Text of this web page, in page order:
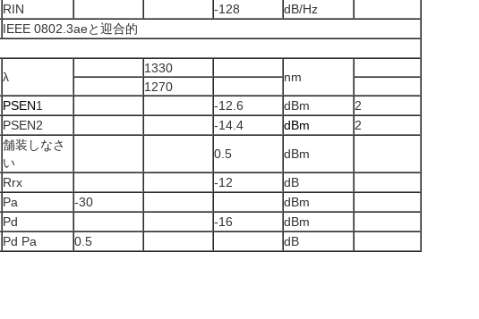
RIN -128
dB/Hz
IEEE 0802.3aeと迎合的
λ
1330
nm
1270
PSEN1 -12.6 dBm
2
PSEN2 -14.4 dBm
2
舗装しなさ
い
0.5
dBm
Rrx -12
dB
Pa -30
dBm
Pd -16
dBm
Pd Pa 0.5 dB